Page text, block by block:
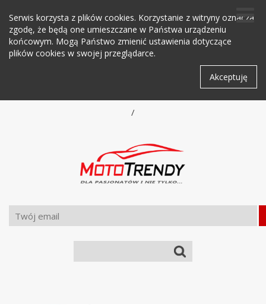
Serwis korzysta z plików cookies. Korzystanie z witryny oznacza
zgodę, że będą one umieszczane w Państwa urządzeniu
końcowym. Mogą Państwo zmienić ustawienia dotyczące
plików cookies w swojej przeglądarce.
Akceptuję
/